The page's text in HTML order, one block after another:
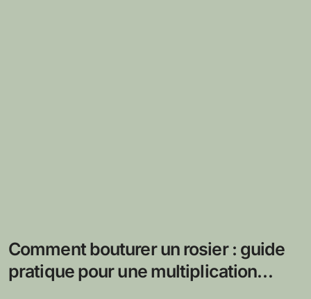
Comment bouturer un rosier : guide
pratique pour une multiplication